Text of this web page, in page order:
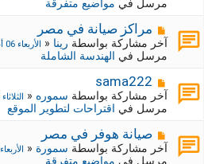
ي
د
ة
ر
ك
ة
ج
د
ي
د
ة
مرسل في مواضيع متفرقة
م
ش
ر
ك
ة
ج
د
ي
د
ة
مراكز صيانة في مصر
آخر مشاركة بواسطة رينا« الأربعاء 06 أغسطس 2025, الساعة 09:24
مرسل في الهندسة الشاملة
م
ش
ر
ك
ة
ج
sama222
آخر مشاركة بواسطة سموره« الثلاثاء 05 أغسطس 2025, الساعة 17:59
مرسل في اقتراحات لتطوير الموقع
م
ش
صيانة هوفر في مصر
آخر مشاركة بواسطة سمورة« الأربعاء 23 يوليو 2025, الساعة 10:54
مرسل في مواضيع متفرقة